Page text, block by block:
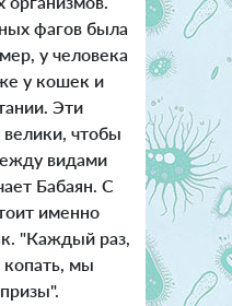
фагов была
у человека
у кошек и
Эти
чтобы
видами
Бабаян. С
именно
"Каждый раз,
мы